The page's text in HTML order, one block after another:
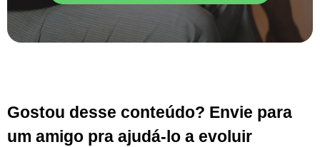
Gostou desse conteúdo? Envie para
um amigo pra ajudá-lo a evoluir